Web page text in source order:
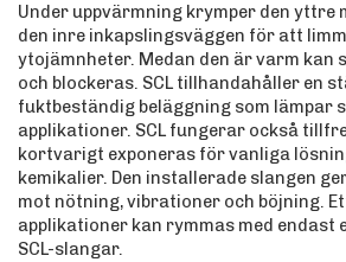
Under uppvärmning krymper den yttre
den inre inkapslingsväggen för att
ytojämnheter. Medan den är varm kan
och blockeras. SCL tillhandahåller en
fuktbeständig beläggning som lämpar
applikationer. SCL fungerar också
kortvarigt exponeras för vanliga
kemikalier. Den installerade slangen
mot nötning, vibrationer och böjning.
applikationer kan rymmas med
SCL-slangar.